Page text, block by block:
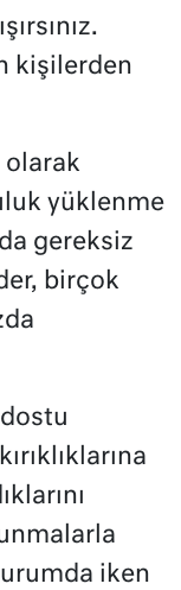
kişilerden
olarak
yüklenme
gereksiz
birçok
iken